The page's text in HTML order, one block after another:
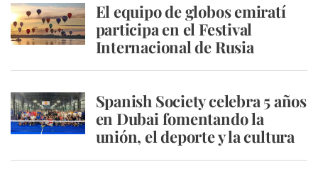
El equipo de globos emiratí
participa en el Festival
Internacional de Rusia
Spanish Society celebra 5 años
en Dubai fomentando la
unión, el deporte y la cultura